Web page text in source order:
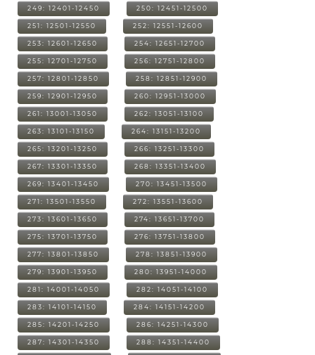
249: 12401-12450 250: 12451-12500
251: 12501-12550 252: 12551-12600
253: 12601-12650 254: 12651-12700
255: 12701-12750 256: 12751-12800
257: 12801-12850 258: 12851-12900
259: 12901-12950 260: 12951-13000
261: 13001-13050 262: 13051-13100
263: 13101-13150 264: 13151-13200
265: 13201-13250 266: 13251-13300
267: 13301-13350 268: 13351-13400
269: 13401-13450 270: 13451-13500
271: 13501-13550 272: 13551-13600
273: 13601-13650 274: 13651-13700
275: 13701-13750 276: 13751-13800
277: 13801-13850 278: 13851-13900
279: 13901-13950 280: 13951-14000
281: 14001-14050 282: 14051-14100
283: 14101-14150 284: 14151-14200
285: 14201-14250 286: 14251-14300
287: 14301-14350 288: 14351-14400